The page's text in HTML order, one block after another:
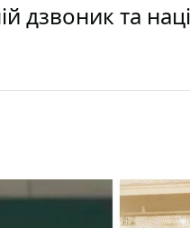
дзвоник та